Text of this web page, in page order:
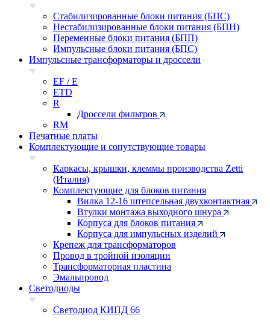
Стабилизированные блоки питания (БПС)
Нестабилизированные блоки питания (БПН)
Переменные блоки питания (БПП)
Импульсные блоки питания (БПС)
Импульсные трансформаторы и дроссели
EF / E
ETD
R
Дроссели фильтров
RM
Печатные платы
Комплектующие и сопутствующие товары
Каркасы, крышки, клеммы производства Zetti
(Италия)
Комплектующие для блоков питания
Вилка 12-16 штепсельная двухконтактная
Втулки монтажа выходного шнура
Корпуса для блоков питания
Корпуса для импульсных изделий
Крепеж для трансформаторов
Провод в тройной изоляции
Трансформаторная пластина
Эмальпровод
Светодиоды
Светодиод КИПД 66